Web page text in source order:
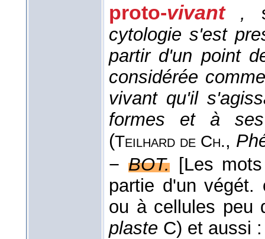
proto-vivant ,
cytologie s'est
partir d'un point
considérée
vivant qu'il
formes et à
(Teilhard de Ch.,
− BOT. [Les
partie d'un végét.
ou à cellules peu
plaste C) et aussi :